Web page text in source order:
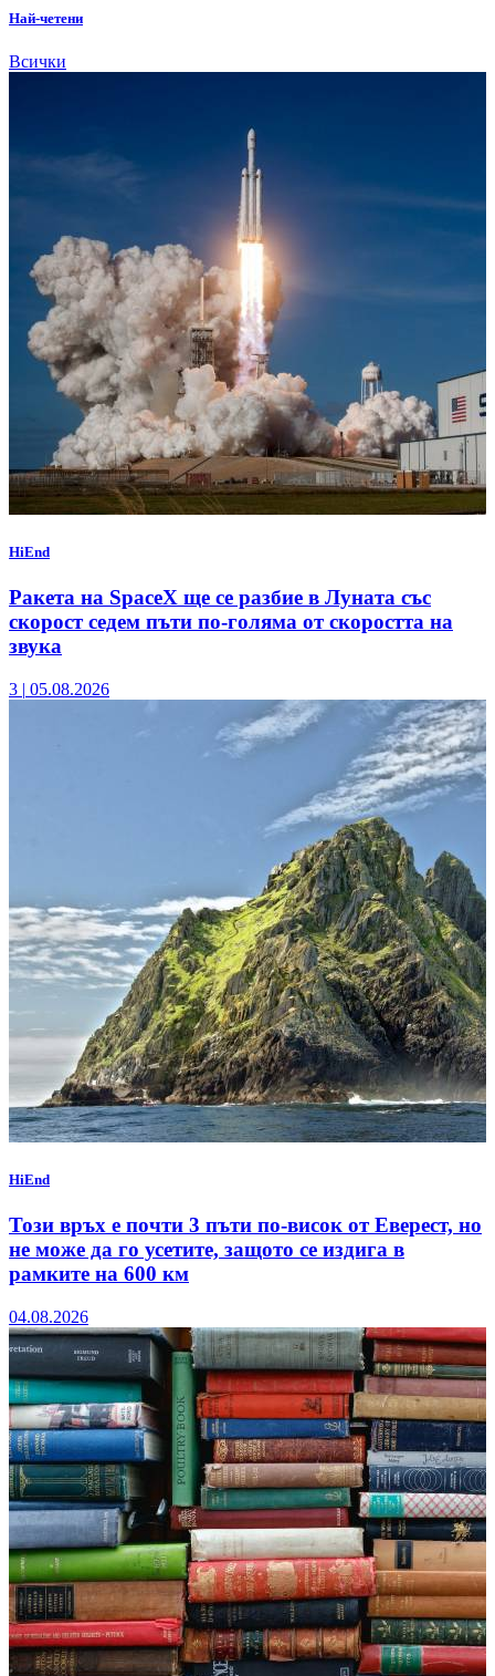
Най-четени
Всички
HiEnd
Ракета на SpaceX ще се разбие в Луната със
скорост седем пъти по-голяма от скоростта на
звука
3 | 05.08.2026
HiEnd
Този връх е почти 3 пъти по-висок от Еверест, но
не може да го усетите, защото се издига в
рамките на 600 км
04.08.2026